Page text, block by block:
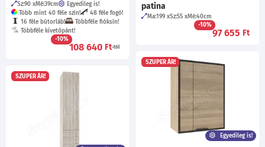
Sz:90 Mé:39cm
Egyedileg is!
Több mint 40 féle szín!
48 féle fogó!
16 féle bútorláb!
Többféle fióksín!
Többféle kivetőpánt!
-10%
108 640 Ft-tól
patina
Ma:199 Sz:55 Mé:40cm
-10%
97 655 Ft
SZUPER ÁR!
Egyedileg is!
SZUPER ÁR!